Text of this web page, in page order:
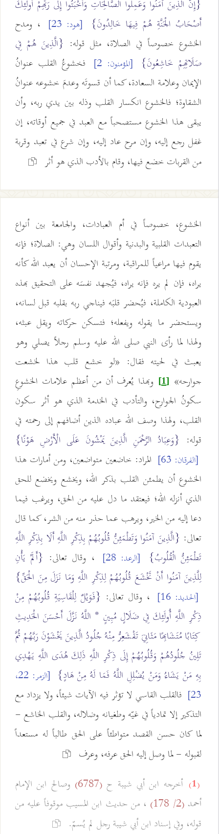
{إِنَّ الَّذِينَ آمَنُوا وَعَمِلُوا الصَّالِحَاتِ وَأَخْبَتُوا إِلَى رَبِّهِمْ أُولَئِكَ
أَصْحَابُ الْجَنَّةِ هُمْ فِيهَا خَالِدُونَ} [هود: 23]
، ومدح
الخشوع خصوصاً في الصلاة، مثل قوله: {الَّذِينَ هُمْ فِي
صَلَاتِهِمْ خَاشِعُونَ} [المؤمنون: 2]
فخشوعُ القلب عنوانُ
الإيمان وعلامة السعادة، كما أن قسوتَه وعدمَ خشوعه عنوانُ
الشقاوة؛ فالخشوع انكسار القلب وذله بين يدي ربه، وأن
يبقى هذا الخشوع مستصحباً مع العبد في جميع أوقاته، إن
غفل رجع إليه، وإن مرح عاد إليه، وإن شرع في تعبد وقربة
من القربات خضع فيها، وقام بالأدب الذي هو أثر
الخشوع، خصوصاً في أم العبادات، والجامعة بين أنواع
التعبدات القلبية والبدنية وأقوال اللسان وهي: الصلاة؛ فإنه
يقوم فيها مراعياً للمراقبة، ومرتبة الإحسان أن يعبد الله كأنه
يراه، فإن لم يره فإنه يراه، فيُجهد نفسَه على التحقيق بهذه
العبودية الكاملة، فيُحضر قلبَه فيناجي ربه بقلبه قبل لسانه،
ويستحضر ما يقوله ويفعله؛ فتسكن حركاته ويقل عبثه،
ولهذا لما رأى النبي صلى الله عليه وسلم رجلاً يصلي وهو
يعبث في لحيته فقال: «لو خشع قلب هذا لخشعت
جوارحه»[1]
وبهذا يُعرف أن من أعظم علامات الخشوعِ
سكونُ الجوارح، والتأدب في الخدمة الذي هو أثر سكون
القلب، ولهذا وصف الله عباده الذين أضافهم إلى رحمته في
قوله: {وَعِبَادُ الرَّحْمَنِ الَّذِينَ يَمْشُونَ عَلَى الْأَرْضِ هَوْنًا}
[الفرقان: 63]
المراد: خاضعين متواضعين، ومن أمارات هذا
الخشوع أن يطمئن القلب بذكر الله، ويخشع ويخضع للحق
الذي أنزله الله؛ فيعتقد ما دل عليه من الحق، ويرغب فيما
دعا إليه من الخير، ويرهب عما حذر منه من الشر، كما قال
تعالى: {الَّذِينَ آمَنُوا وَتَطْمَئِنُّ قُلُوبُهُمْ بِذِكْرِ اللَّهِ أَلَا بِذِكْرِ اللَّهِ
تَطْمَئِنُّ الْقُلُوبُ} [الرعد: 28] ، وقال تعالى: {أَلَمْ يَأْنِ
لِلَّذِينَ آمَنُوا أَنْ تَخْشَعَ قُلُوبُهُمْ لِذِكْرِ اللَّهِ وَمَا نَزَلَ مِنَ الْحَقِّ}
[الحديد: 16] ، وقال تعالى: {فَوَيْلٌ لِلْقَاسِيَةِ قُلُوبُهُمْ مِنْ
ذِكْرِ اللَّهِ أُولَئِكَ فِي ضَلَالٍ مُبِينٍ * اللَّهُ نَزَّلَ أَحْسَنَ الْحَدِيثِ
كِتَابًا مُتَشَابِهًا مَثَانِيَ تَقْشَعِرُّ مِنْهُ جُلُودُ الَّذِينَ يَخْشَوْنَ رَبَّهُمْ ثُمَّ
تَلِينُ جُلُودُهُمْ وَقُلُوبُهُمْ إِلَى ذِكْرِ اللَّهِ ذَلِكَ هُدَى اللَّهِ يَهْدِي
بِهِ مَنْ يَشَاءُ وَمَنْ يُضْلِلِ اللَّهُ فَمَا لَهُ مِنْ هَادٍ}
[الزمر: 22،
23] فالقلب القاسي لا تؤثر فيه الآيات شيئاً، ولا يزداد مع
التذكير إلا تمادياً في غيّه وطغيانه وضلاله، والقلب الخاشع -
لما كان حسن القصد متواطئاً على الحق طالباً له مستعداً
لقبوله - لما وصل إليه الحق عرفه، وعرف
(1) أخرجه ابن أبي شيبة ح (6787)
وصالح ابن الإمام
أحمد(2/ 178)
، من حديث ابن المسيب موقوفاً عليه من
قوله، وفي إسناد ابن أبي شيبة رجل لم يُسمّ.